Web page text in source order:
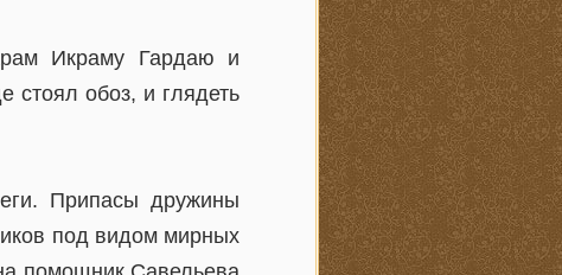
Икраму Гардаю и
стоял обоз, и глядеть
Припасы дружины
под видом мирных